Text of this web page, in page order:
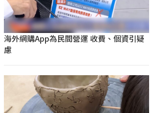
海外網購App為民間營運 收費、個資引疑
慮